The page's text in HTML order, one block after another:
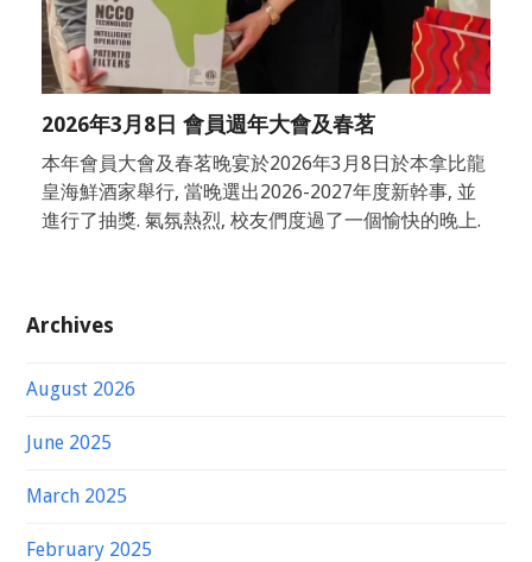
2026年3月8日 會員週年大會及春茗
本年會員大會及春茗晚宴於2026年3月8日於本拿比龍
皇海鮮酒家舉行, 當晚選出2026-2027年度新幹事, 並
進行了抽獎. 氣氛熱烈, 校友們度過了一個愉快的晚上.
Archives
August 2026
June 2025
March 2025
February 2025